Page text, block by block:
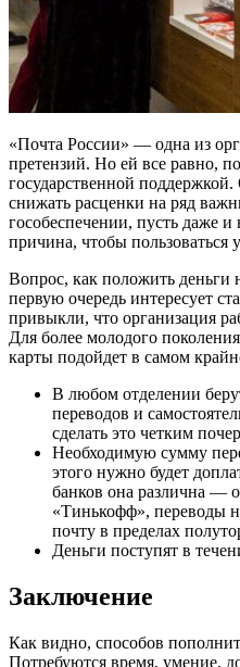
«Почта России» — одна из
претензий. Но ей все равно,
государственной
снижать расценки на ряд
гособеспечении, пусть даже
причина, чтобы пользоваться
Вопрос, как положить деньги
первую очередь интересует
привыкли, что организация
Для более молодого
карты подойдет в самом
В любом отделении
переводов и
сделать это четким
Необходимую сумму
этого нужно будет
банков она различна —
«Тинькофф», переводы
почту в пределах
Деньги поступят в
Заключение
Как видно, способов
Потребуются время, умение,